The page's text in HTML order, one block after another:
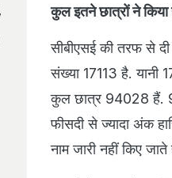
कुल इतने छात्रों ने किया
सीबीएसई की तरफ से
संख्या 17113 है. यानी
कुल छात्र 94028 हैं.
फीसदी से ज्यादा अंक
नाम जारी नहीं किए